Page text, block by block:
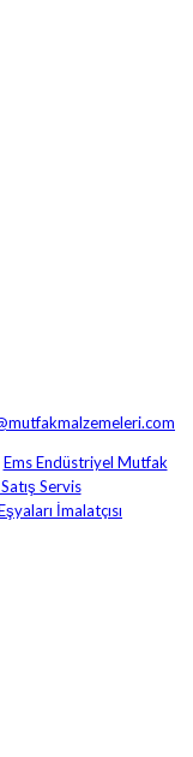
Ems Endüstriyel Mutfak
Servis